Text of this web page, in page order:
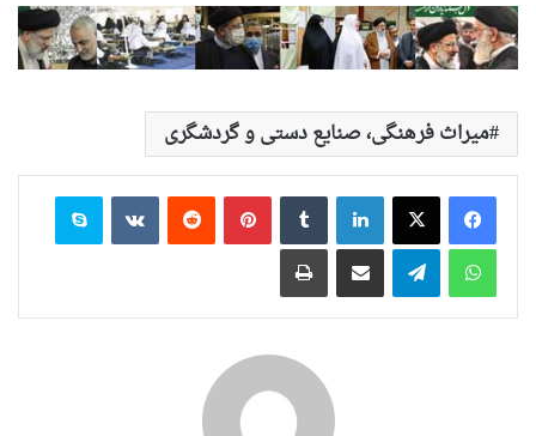
میراث فرهنگی، صنایع دستی و گردشگری
لینکدین ‫تامبلر ‫پین‌ترست‫رددیت ‫VKontakteاسکایپ
واتس آپ
تلگرام اشتراک گذاری از طریق ایمیل چاپ